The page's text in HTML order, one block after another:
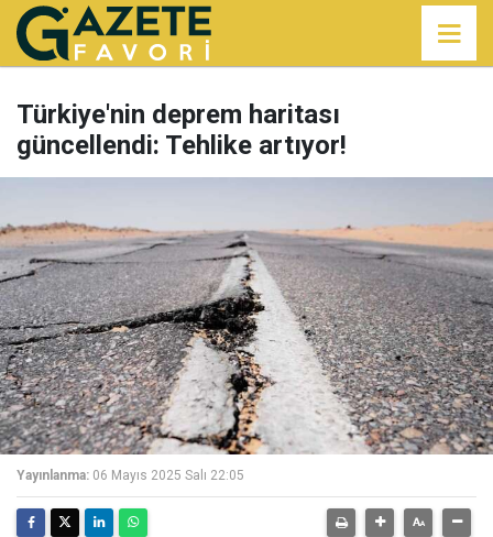
Türkiye'nin deprem haritası
güncellendi: Tehlike artıyor!
Yayınlanma: 06 Mayıs 2025 Salı 22:05